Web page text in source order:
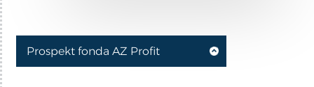
Prospekt fonda AZ Profit